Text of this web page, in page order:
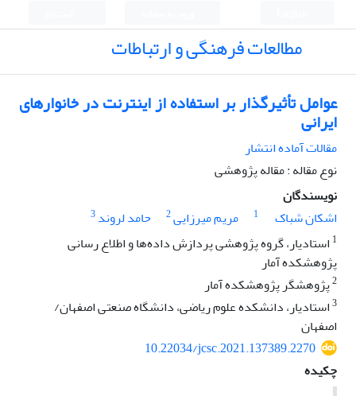
مطالعات فرهنگی و ارتباطات
عوامل تأثیرگذار بر استفاده از اینترنت در خانوارهای
ایرانی
مقالات آماده انتشار
نوع مقاله : مقاله پژوهشی
نویسندگان
اشکان شباک
1 مریم میرزایی2 حامد لروند3
1 استادیار، گروه پژوهشی پردازش داده‌ها و اطلاع رسانی
پژوهشکده آمار
2پژوهشگر پژوهشکده آمار
3استادیار، دانشکده علوم ریاضی، دانشگاه صنعتی اصفهان/
اصفهان
10.22034/jcsc.2021.137389.2270
چکیده